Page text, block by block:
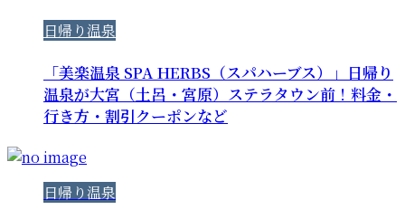
日帰り温泉
「美楽温泉 SPA HERBS（スパハーブス）」日帰り
温泉が大宮（土呂・宮原）ステラタウン前！料金・
行き方・割引クーポンなど
日帰り温泉